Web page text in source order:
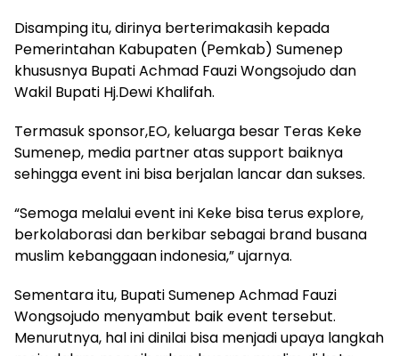
Disamping itu, dirinya berterimakasih kepada
Pemerintahan Kabupaten (Pemkab) Sumenep
khususnya Bupati Achmad Fauzi Wongsojudo dan
Wakil Bupati Hj.Dewi Khalifah.
Termasuk sponsor,EO, keluarga besar Teras Keke
Sumenep, media partner atas support baiknya
sehingga event ini bisa berjalan lancar dan sukses.
“Semoga melalui event ini Keke bisa terus explore,
berkolaborasi dan berkibar sebagai brand busana
muslim kebanggaan indonesia,” ujarnya.
Sementara itu, Bupati Sumenep Achmad Fauzi
Wongsojudo menyambut baik event tersebut.
Menurutnya, hal ini dinilai bisa menjadi upaya langkah